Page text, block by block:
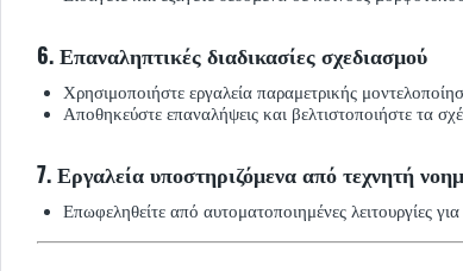
6. Επαναληπτικές διαδικασίες σχεδιασμού
Χρησιμοποιήστε εργαλεία παραμετρικής
Αποθηκεύστε επαναλήψεις και βελτιστοποιήστε τα
7. Εργαλεία υποστηριζόμενα από τεχνητή
Επωφεληθείτε από αυτοματοποιημένες λειτουργίες